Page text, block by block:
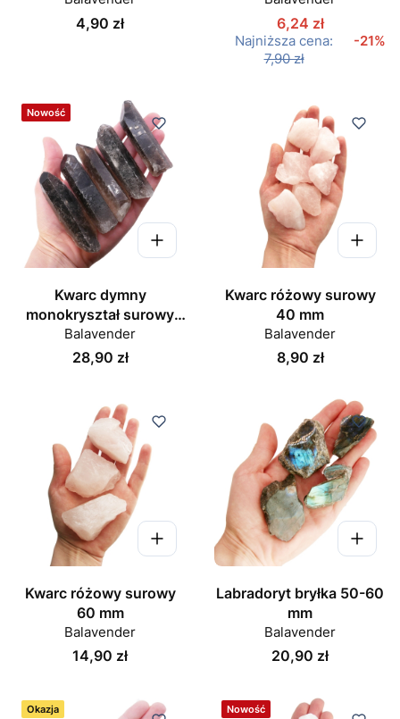
Cena
4,90 zł 6,24 zł
Najniższa cena:
7,90 zł
-21%
Nowość
Kwarc dymny
monokryształ surowy
szpic 80-90 mm
Balavender
Cena
28,90 zł
Kwarc różowy surowy
40 mm
Balavender
Cena
8,90 zł
Kwarc różowy surowy
60 mm
Balavender
Cena
14,90 zł
Labradoryt bryłka 50-60
mm
Balavender
Cena
20,90 zł
Okazja Nowość